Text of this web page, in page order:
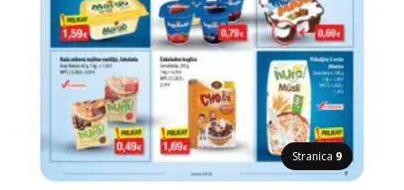
Stranica 9